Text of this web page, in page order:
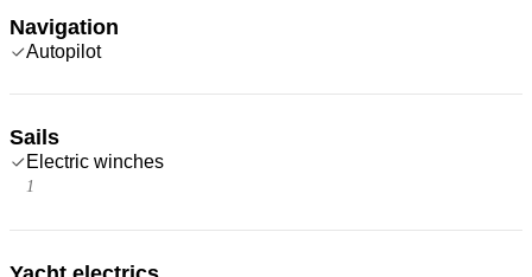
Navigation
Autopilot
Sails
Electric winches
1